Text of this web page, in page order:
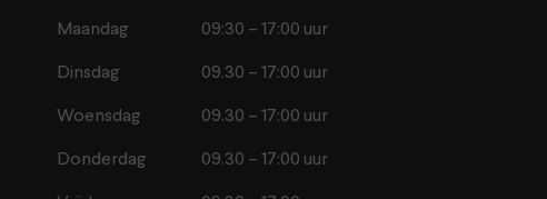
Maandag 09:30 – 17:00 uur
Dinsdag 09.30 – 17:00 uur
Woensdag 09.30 – 17:00 uur
Donderdag 09.30 – 17:00 uur